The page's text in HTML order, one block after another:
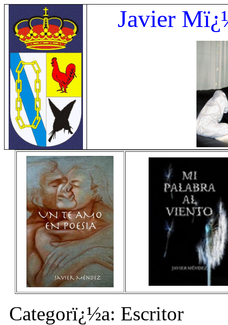
Javier
Categorï¿½a: Escritor